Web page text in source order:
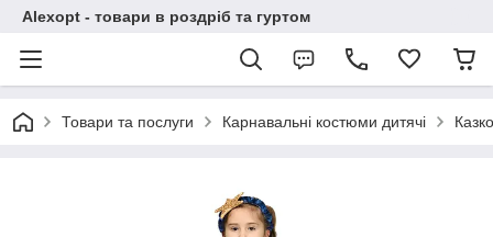
Alexopt - товари в роздріб та гуртом
Товари та послуги Карнавальні костюми дитячі